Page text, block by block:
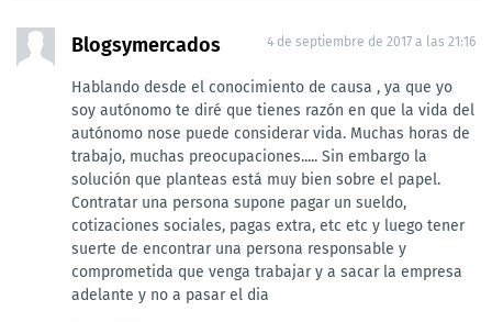
Blogsymercados 4 de septiembre de 2017 a las 21:16
Hablando desde el conocimiento de causa , ya que yo
soy autónomo te diré que tienes razón en que la vida del
autónomo nose puede considerar vida. Muchas horas de
trabajo, muchas preocupaciones..... Sin embargo la
solución que planteas está muy bien sobre el papel.
Contratar una persona supone pagar un sueldo,
cotizaciones sociales, pagas extra, etc etc y luego tener
suerte de encontrar una persona responsable y
comprometida que venga trabajar y a sacar la empresa
adelante y no a pasar el dia